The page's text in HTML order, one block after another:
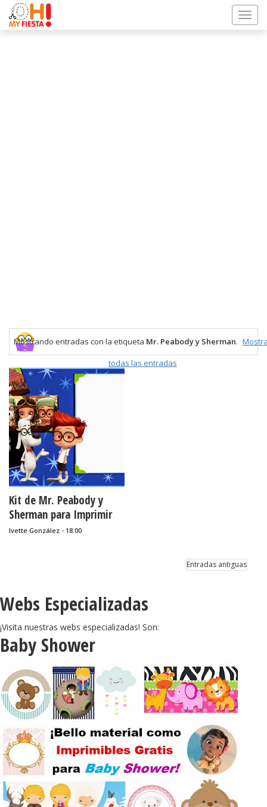
Mostrando entradas con la etiqueta Mr. Peabody y Sherman.
todas las entradas
Kit de Mr. Peabody y
Sherman para Imprimir
Gratis.
Ivette González - 18:00
Entradas antiguas
Webs Especializadas
¡Visita nuestras webs especializadas! Son:
Baby Shower